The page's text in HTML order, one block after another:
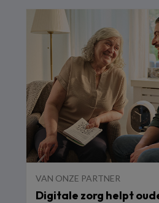
VAN ONZE PARTNER
Digitale zorg helpt